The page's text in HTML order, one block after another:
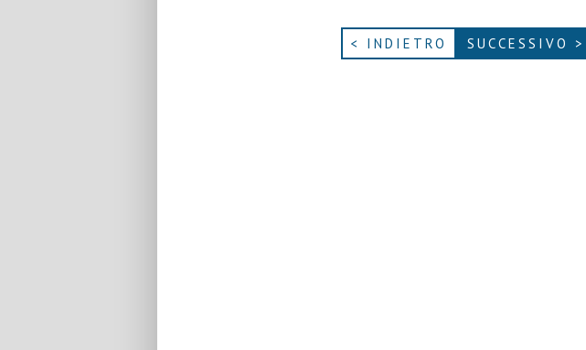
< INDIETRO SUCCESSIVO >